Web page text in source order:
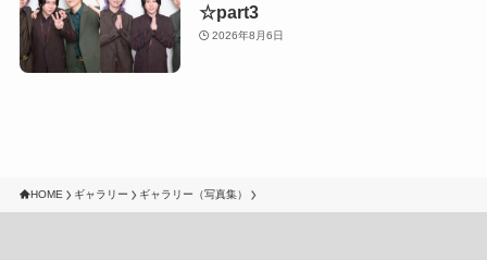
☆part3
2026年8月6日
HOME ギャラリー ギャラリー（写真集）